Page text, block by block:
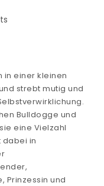
in einer kleinen
strebt mutig und
Bulldogge und
eine Vielzahl
dabei in
Prinzessin und